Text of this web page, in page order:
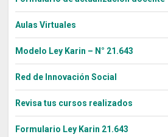
Aulas Virtuales
Modelo Ley Karin – N° 21.643
Red de Innovación Social
Revisa tus cursos realizados
Formulario Ley Karin 21.643